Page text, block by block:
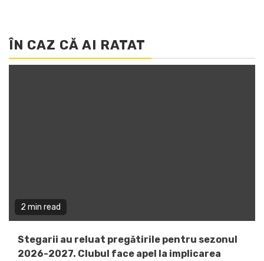
ÎN CAZ CĂ AI RATAT
2 min read
Stegarii au reluat pregătirile pentru sezonul
2026-2027. Clubul face apel la implicarea